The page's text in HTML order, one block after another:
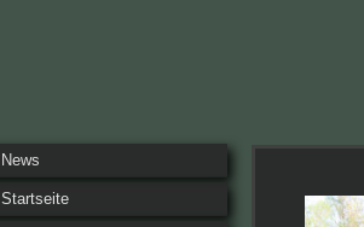
News
Startseite